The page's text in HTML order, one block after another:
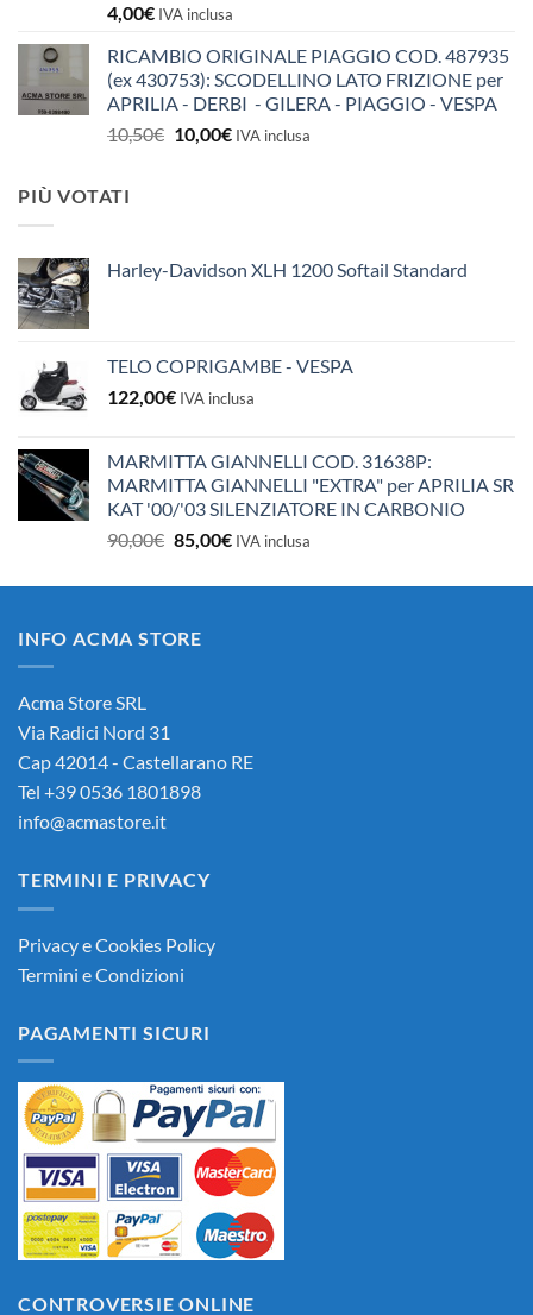
4,00€ IVA inclusa
RICAMBIO ORIGINALE PIAGGIO COD. 487935
(ex 430753): SCODELLINO LATO FRIZIONE per
APRILIA - DERBI - GILERA - PIAGGIO - VESPA
10,50€ Il
10,00€IlIVA inclusa
PIÙ VOTATI
Harley-Davidson XLH 1200 Softail Standard
TELO COPRIGAMBE - VESPA
122,00€ IVA inclusa
MARMITTA GIANNELLI COD. 31638P:
MARMITTA GIANNELLI "EXTRA" per APRILIA SR
KAT '00/'03 SILENZIATORE IN CARBONIO
90,00€ Il
originale
90,00€.
85,00€Il
attuale
IVA inclusa
INFO ACMA STORE
Acma Store SRL
Via Radici Nord 31
Cap 42014 - Castellarano RE
Tel +39 0536 1801898
info@acmastore.it
TERMINI E PRIVACY
Privacy e Cookies Policy
Termini e Condizioni
PAGAMENTI SICURI
CONTROVERSIE ONLINE